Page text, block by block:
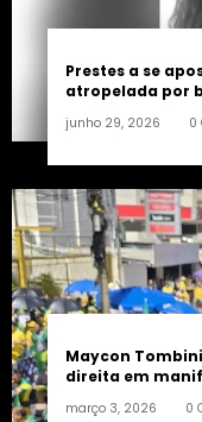
Prestes a se
atropelada por
junho 29, 2026 0
Maycon
direita em
março 3, 2026 0